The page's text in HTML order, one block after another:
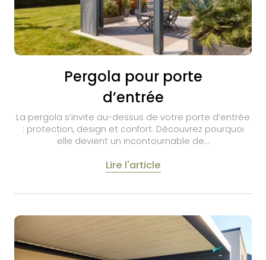
Pergola pour porte
d’entrée
La pergola s’invite au-dessus de votre porte d’entrée
: protection, design et confort. Découvrez pourquoi
elle devient un incontournable de…
Lire l'article